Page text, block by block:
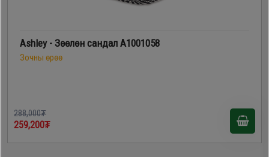
Ashley - Зөөлөн сандал A1001058
Зочны өрөө
288,000₮
259,200₮